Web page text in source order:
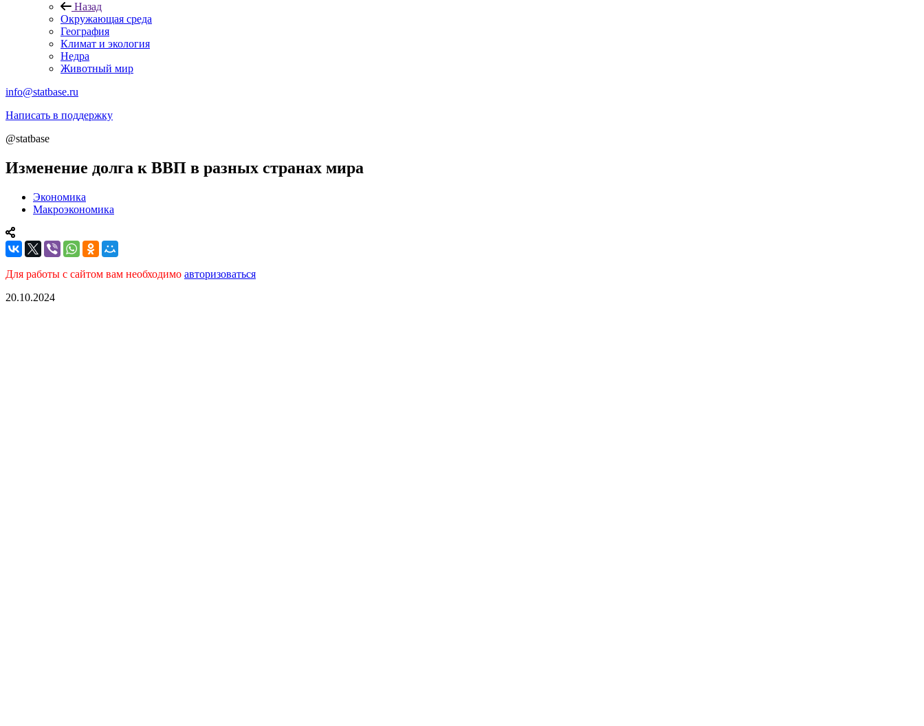
Назад
Окружающая среда
География
Климат и экология
Недра
Животный мир
info@statbase.ru
Написать в поддержку
@statbase
Изменение долга к ВВП в разных странах мира
Экономика
Макроэкономика
Для работы с сайтом вам необходимо авторизоваться
20.10.2024